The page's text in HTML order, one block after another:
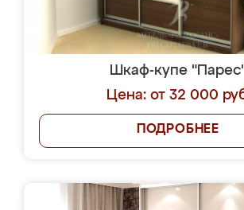
Шкаф-купе
Цена: от 32 000
ПОДРОБНЕЕ